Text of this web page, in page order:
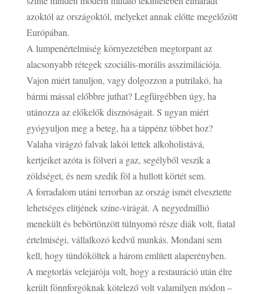
azoktól az országoktól, melyeket annak előtte megelőzött
Európában.
A lumpenértelmiség környezetében megtorpant az
alacsonyabb rétegek szociális-morális asszimilációja.
Vajon miért tanuljon, vagy dolgozzon a putrilakó, ha
bármi mással előbbre juthat? Legfürgébben úgy, ha
utánozza az előkelők disznóságait. S ugyan miért
gyógyuljon meg a beteg, ha a táppénz többet hoz?
Valaha virágzó falvak lakói lettek alkoholistává,
kertjeiket azóta is fölveri a gaz, segélyből veszik a
zöldséget, és nem szedik föl a hullott körtét sem.
A forradalom utáni terrorban az ország ismét elvesztette
lehetséges elitjének színe-virágát. A negyedmillió
menekült és bebörtönzött túlnyomó része diák volt, fiatal
értelmiségi, vállalkozó kedvű munkás. Mondani sem
kell, hogy tündököltek a három említett alaperényben.
A megtorlás velejárója volt, hogy a restauráció után élre
került fönnforgóknak kötelező volt valamilyen módon –